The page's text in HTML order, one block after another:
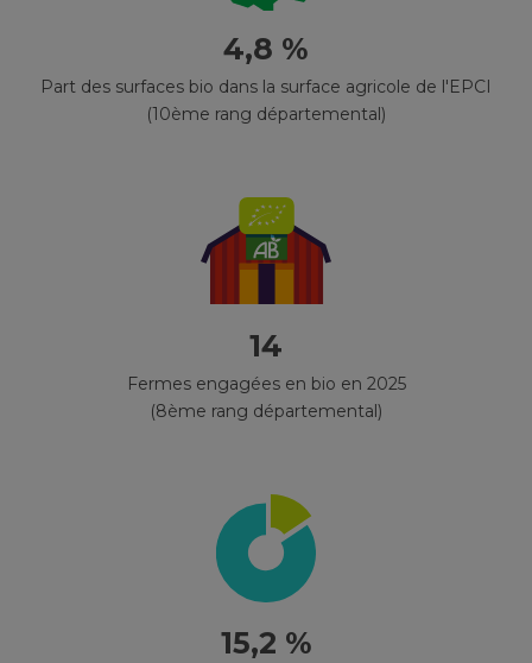
4,8 %
Part des surfaces bio dans la surface agricole de l'EPCI
(10ème rang départemental)
14
Fermes engagées en bio en 2025
(8ème rang départemental)
15,2 %